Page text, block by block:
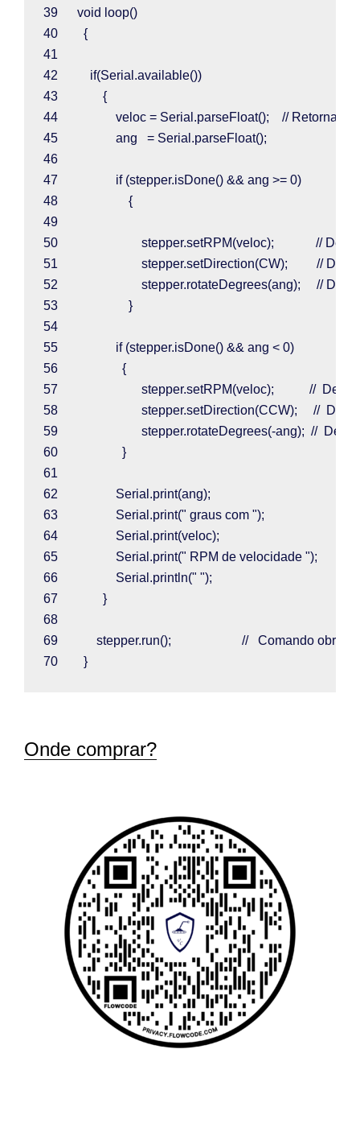
39 void loop()
40 {
41
42 if(Serial .available())
43 {
44 veloc = Serial .parseFloat(); // Retorna o
45 ang = Serial .parseFloat();
46
47 if (stepper.isDone() && ang >= 0)
48 {
49
50 stepper.setRPM(veloc); //
51 stepper.setDirection(CW); //
52 stepper.rotateDegrees(ang); //
53 }
54
55 if (stepper.isDone() && ang < 0)
56 {
57 stepper.setRPM(veloc); //
58 stepper.setDirection(CCW); //
59 stepper.rotateDegrees(-ang); //
60 }
61
62 Serial .print(ang);
63 Serial .print(" graus com ");
64 Serial .print(veloc);
65 Serial .print(" RPM de velocidade ");
66 Serial .println(" ");
67 }
68
69 stepper.run(); //   Comando
70 }
Onde comprar?